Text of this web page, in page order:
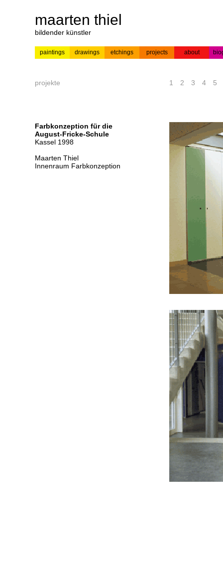
maarten thiel
bildender künstler
paintings drawings etchings projects about
projekte 1 2 3 4 5
Farbkonzeption für die
August-Fricke-Schule
Kassel 1998
Maarten Thiel
Innenraum Farbkonzeption